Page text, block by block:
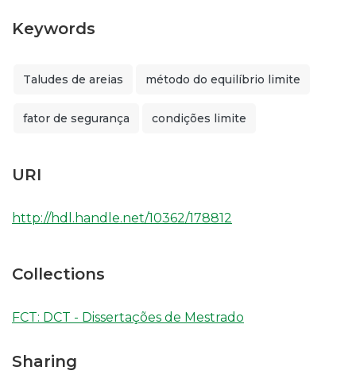
Keywords
Taludes de areias método do equilíbrio limite
fator de segurança condições limite
URI
http://hdl.handle.net/10362/178812
Collections
FCT: DCT - Dissertações de Mestrado
Sharing